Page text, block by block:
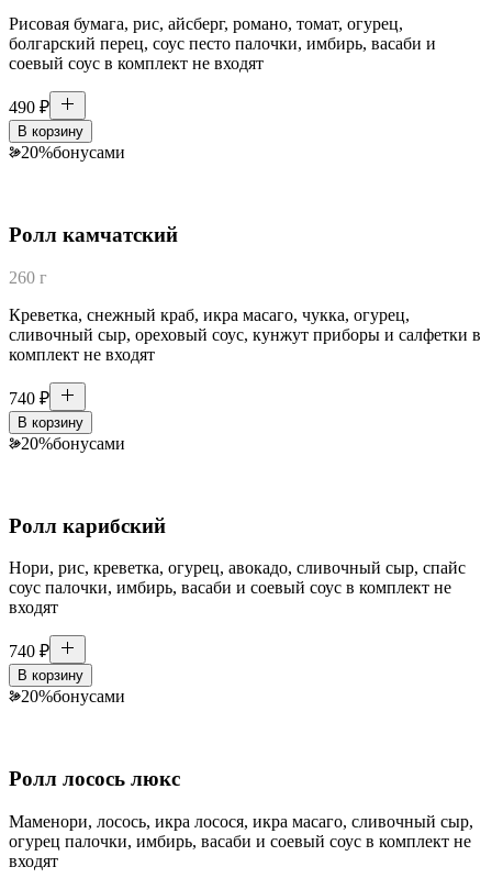
Рисовая бумага, рис, айсберг, романо, томат, огурец,
болгарский перец, соус песто палочки, имбирь, васаби и
соевый соус в комплект не входят
490 ₽
В корзину
20%бонусами
Ролл камчатский
260 г
Креветка, снежный краб, икра масаго, чукка, огурец,
сливочный сыр, ореховый соус, кунжут приборы и салфетки в
комплект не входят
740 ₽
В корзину
20%бонусами
Ролл карибский
Нори, рис, креветка, огурец, авокадо, сливочный сыр, спайс
соус палочки, имбирь, васаби и соевый соус в комплект не
входят
740 ₽
В корзину
20%бонусами
Ролл лосось люкс
Маменори, лосось, икра лосося, икра масаго, сливочный сыр,
огурец палочки, имбирь, васаби и соевый соус в комплект не
входят